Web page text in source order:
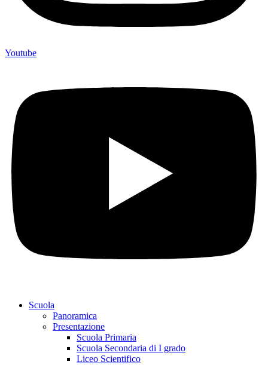
Youtube
Scuola
Panoramica
Presentazione
Scuola Primaria
Scuola Secondaria di I grado
Liceo Scientifico